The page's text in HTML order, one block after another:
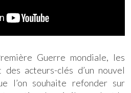
Guerre mondiale, les
acteurs-clés d’un nouvel
l’on souhaite refonder sur